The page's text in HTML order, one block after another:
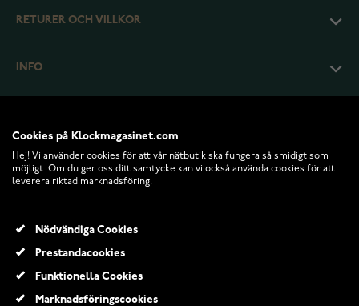
RETURER OCH VILLKOR
INFO
Cookies på Klockmagasinet.com
Hej! Vi använder cookies för att vår nätbutik ska fungera så smidigt som
möjligt. Om du ger oss ditt samtycke kan vi också använda cookies för att
leverera riktad marknadsföring.
Nödvändiga Cookies
Prestandacookies
Funktionella Cookies
Marknadsföringscookies